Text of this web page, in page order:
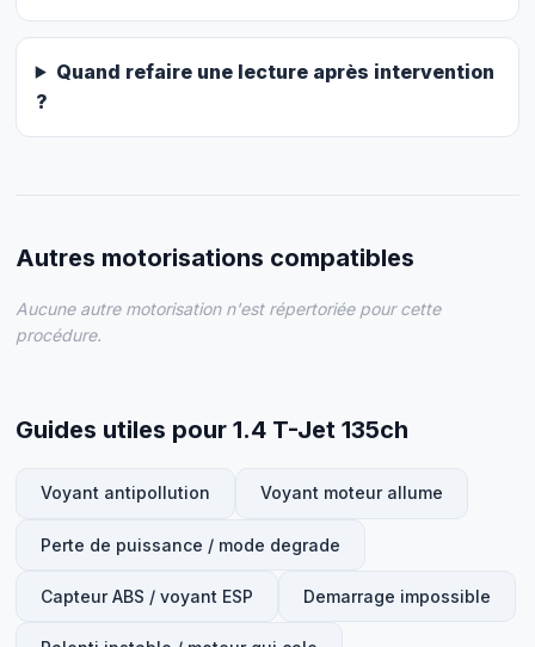
Quand refaire une lecture après intervention
?
Autres motorisations compatibles
Aucune autre motorisation n'est répertoriée pour cette
procédure.
Guides utiles pour 1.4 T-Jet 135ch
Voyant antipollution Voyant moteur allume
Perte de puissance / mode degrade
Capteur ABS / voyant ESP Demarrage impossible